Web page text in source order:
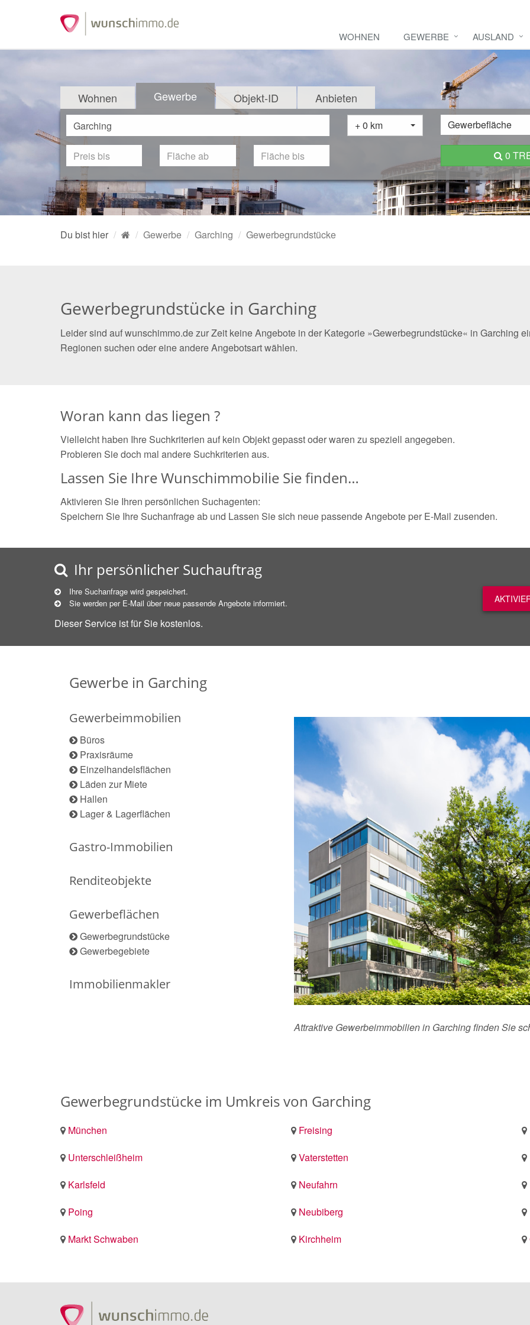
WOHNEN GEWERBE AUSLAND
Wohnen Gewerbe Objekt-ID Anbieten
+ 0 km Gewerbefläche
0
Du bist hier Gewerbe Garching Gewerbegrundstücke
Gewerbegrundstücke in Garching
Leider sind auf wunschimmo.de zur Zeit keine Angebote in der Kategorie »Gewerbegrundstücke« in Garching
Regionen suchen oder eine andere Angebotsart wählen.
Woran kann das liegen ?
Vielleicht haben Ihre Suchkriterien auf kein Objekt gepasst oder waren zu speziell angegeben.
Probieren Sie doch mal andere Suchkriterien aus.
Lassen Sie Ihre Wunschimmobilie Sie finden…
Aktivieren Sie Ihren persönlichen Suchagenten:
Speichern Sie Ihre Suchanfrage ab und Lassen Sie sich neue passende Angebote per E-Mail zusenden.
Ihr persönlicher Suchauftrag
Ihre Suchanfrage wird gespeichert.
Sie werden per E-Mail über neue passende Angebote informiert.
Dieser Service ist für Sie kostenlos.
Gewerbe in Garching
Gewerbeimmobilien
Büros
Praxisräume
Einzelhandelsflächen
Läden zur Miete
Hallen
Lager & Lagerflächen
Gastro-Immobilien
Renditeobjekte
Gewerbeflächen
Gewerbegrundstücke
Gewerbegebiete
Immobilienmakler
Attraktive Gewerbeimmobilien in Garching finden Sie
Gewerbegrundstücke im Umkreis von Garching
München Freising
Unterschleißheim
Vaterstetten
Karlsfeld
Neufahrn
Poing
Neubiberg
Markt Schwaben
Kirchheim